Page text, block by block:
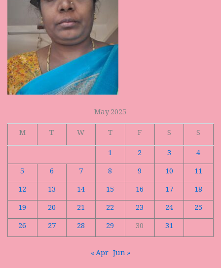
May 2025
M
T W T F S
S
1
2 3
4
5
6 7 8 9 10
11
12
13 14 15 16 17
18
19
20 21 22 23 24
25
26
27 28 29 30 31
« Apr Jun »